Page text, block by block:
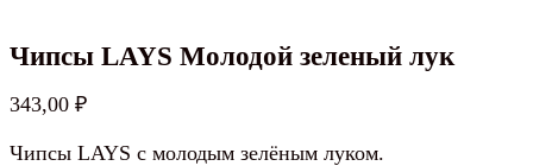
Чипсы LAYS Молодой зеленый лук
343,00 ₽
Чипсы LAYS с молодым зелёным луком.